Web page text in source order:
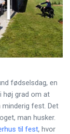
fødselsdag, en
høj grad om at
fest. Det
man husker.
til fest, hvor